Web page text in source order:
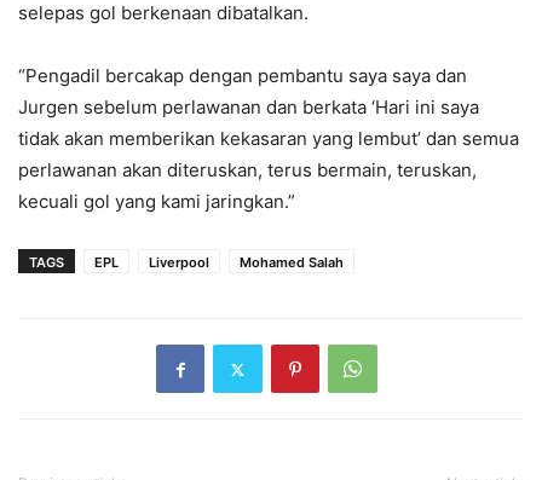
selepas gol berkenaan dibatalkan.
“Pengadil bercakap dengan pembantu saya saya dan
Jurgen sebelum perlawanan dan berkata ‘Hari ini saya
tidak akan memberikan kekasaran yang lembut’ dan semua
perlawanan akan diteruskan, terus bermain, teruskan,
kecuali gol yang kami jaringkan.”
TAGS EPL Liverpool Mohamed Salah